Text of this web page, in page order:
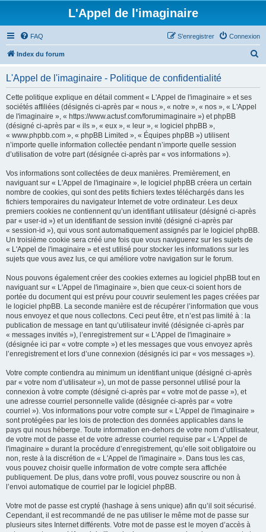
L'Appel de l'imaginaire
FAQ Connexion
S’enregistrer
Index du forum
L'Appel de l'imaginaire - Politique de confidentialité
Cette politique explique en détail comment « L'Appel de l'imaginaire » et ses
sociétés affiliées (désignés ci-après par « nous », « notre », « nos », « L'Appel
de l'imaginaire », « https://www.actusf.com/forumimaginaire ») et phpBB
(désigné ci-après par « ils », « eux », « leur », « logiciel phpBB »,
« www.phpbb.com », « phpBB Limited », « Équipes phpBB ») utilisent
n’importe quelle information collectée pendant n’importe quelle session
d’utilisation de votre part (désignée ci-après par « vos informations »).
Vos informations sont collectées de deux manières. Premièrement, en
naviguant sur « L'Appel de l'imaginaire », le logiciel phpBB créera un certain
nombre de cookies, qui sont des petits fichiers textes téléchargés dans les
fichiers temporaires du navigateur Internet de votre ordinateur. Les deux
premiers cookies ne contiennent qu’un identifiant utilisateur (désigné ci-après
par « user-id ») et un identifiant de session invité (désigné ci-après par
« session-id »), qui vous sont automatiquement assignés par le logiciel phpBB.
Un troisième cookie sera créé une fois que vous naviguerez sur les sujets de
« L'Appel de l'imaginaire » et est utilisé pour stocker les informations sur les
sujets que vous avez lus, ce qui améliore votre navigation sur le forum.
Nous pouvons également créer des cookies externes au logiciel phpBB tout en
naviguant sur « L'Appel de l'imaginaire », bien que ceux-ci soient hors de
portée du document qui est prévu pour couvrir seulement les pages créées par
le logiciel phpBB. La seconde manière est de récupérer l’information que vous
nous envoyez et que nous collectons. Ceci peut être, et n’est pas limité à : la
publication de message en tant qu’utilisateur invité (désignée ci-après par
« messages invités »), l’enregistrement sur « L'Appel de l'imaginaire »
(désignée ici par « votre compte ») et les messages que vous envoyez après
l’enregistrement et lors d’une connexion (désignés ici par « vos messages »).
Votre compte contiendra au minimum un identifiant unique (désigné ci-après
par « votre nom d’utilisateur »), un mot de passe personnel utilisé pour la
connexion à votre compte (désigné ci-après par « votre mot de passe »), et
une adresse courriel personnelle valide (désignée ci-après par « votre
courriel »). Vos informations pour votre compte sur « L'Appel de l'imaginaire »
sont protégées par les lois de protection des données applicables dans le
pays qui nous héberge. Toute information en-dehors de votre nom d’utilisateur,
de votre mot de passe et de votre adresse courriel requise par « L'Appel de
l'imaginaire » durant la procédure d’enregistrement, qu’elle soit obligatoire ou
non, reste à la discrétion de « L'Appel de l'imaginaire ». Dans tous les cas,
vous pouvez choisir quelle information de votre compte sera affichée
publiquement. De plus, dans votre profil, vous pouvez souscrire ou non à
l’envoi automatique de courriel par le logiciel phpBB.
Votre mot de passe est crypté (hashage à sens unique) afin qu’il soit sécurisé.
Cependant, il est recommandé de ne pas utiliser le même mot de passe sur
plusieurs sites Internet différents. Votre mot de passe est le moyen d’accès à